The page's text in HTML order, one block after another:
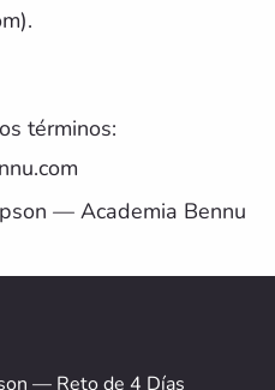
términos:
— Academia Bennu